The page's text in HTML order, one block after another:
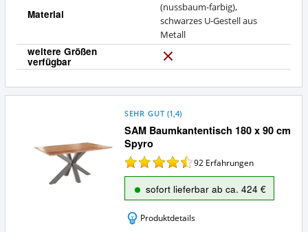
Material
(nussbaum-farbig),
schwarzes U-Gestell aus
Metall
weitere Größen
verfügbar
N
i
SAM Baumkantentisch 180 x 90 cm
Spyro
SEHR GUT (1,4)
92 Erfahrungen
sofort lieferbar ab ca. 424 €
Produktdetails